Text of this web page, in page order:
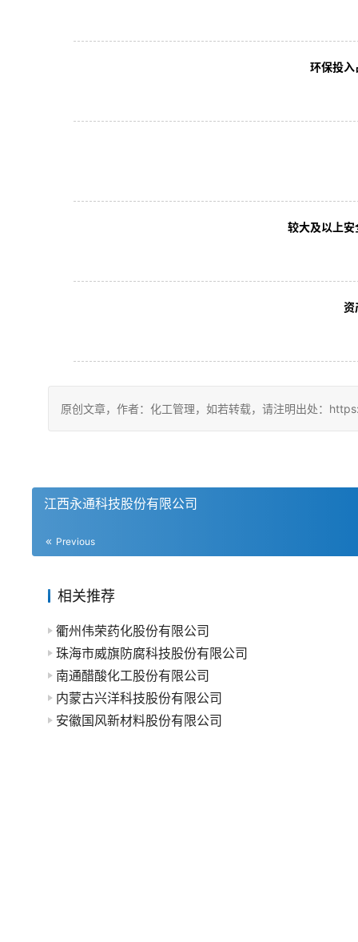
环保投入
较大及以上
资
原创文章，作者：化工管理，如若转载，请注明出处：
江西永通科技股份有限公司
Previous
相关推荐
衢州伟荣药化股份有限公司
珠海市威旗防腐科技股份有限公司
南通醋酸化工股份有限公司
内蒙古兴洋科技股份有限公司
安徽国风新材料股份有限公司